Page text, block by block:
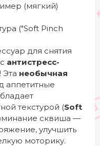
(мягкий)
("Soft Pinch
для снятия
антистресс-
! Эта необычная
аппетитные
текстурой (Soft
сквиша —
улучшить
моторику.